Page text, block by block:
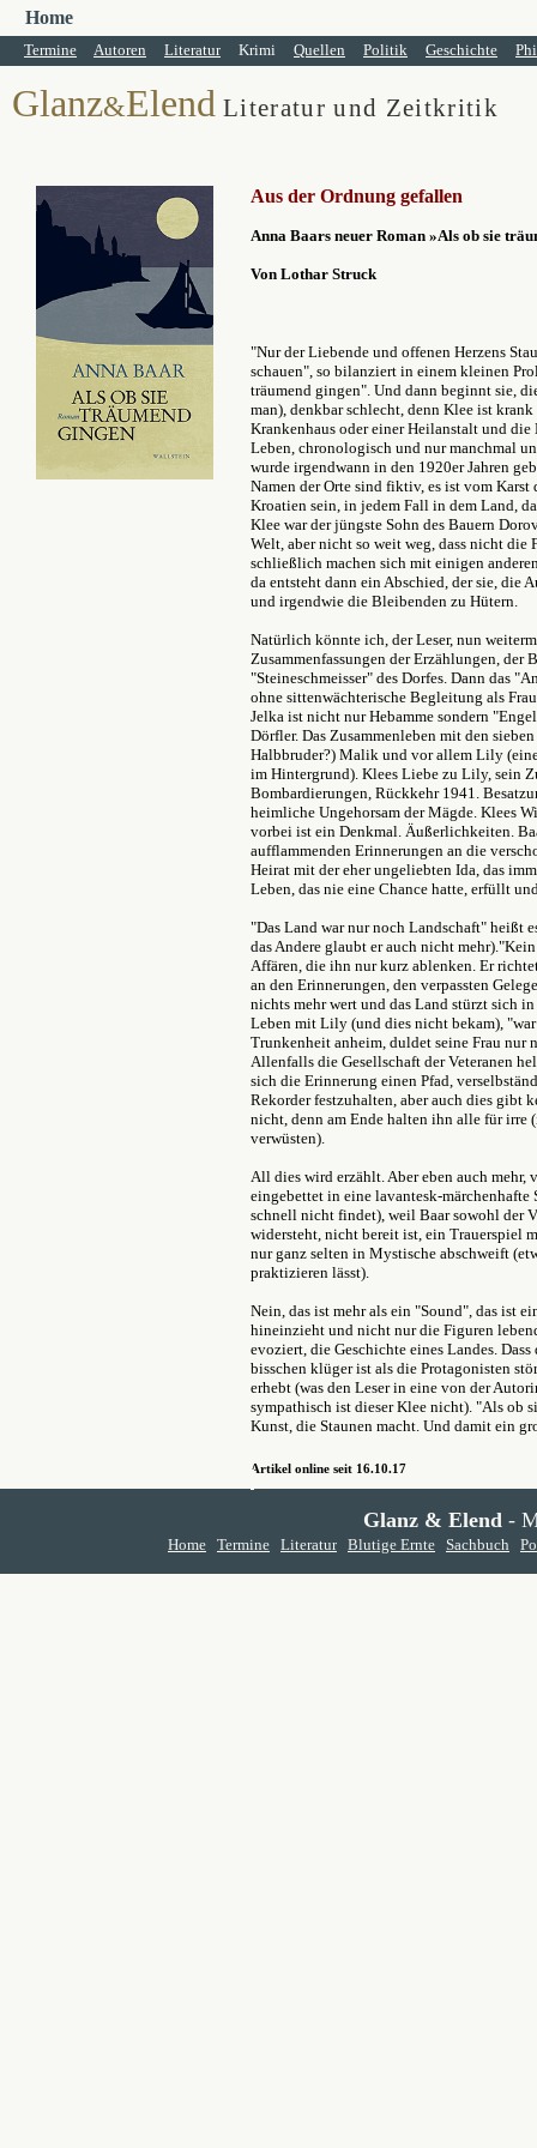
Home
Termine Autoren Literatur Krimi Quellen Politik Geschichte
Glanz&Elend Literatur und Zeitkritik
Aus der Ordnung gefallen
Anna Baars neuer Roman »Als ob sie
Von Lothar Struck
"Nur der Liebende und offenen Herzens
schauen", so bilanziert in einem kleinen
träumend gingen". Und dann beginnt sie,
man), denkbar schlecht, denn Klee ist
Krankenhaus oder einer Heilanstalt und
Leben, chronologisch und nur manchmal
wurde irgendwann in den 1920er Jahren
Namen der Orte sind fiktiv, es ist vom Karst
Kroatien sein, in jedem Fall in dem Land,
Klee war der jüngste Sohn des Bauern
Welt, aber nicht so weit weg, dass nicht die
schließlich machen sich mit einigen
da entsteht dann ein Abschied, der sie, die
und irgendwie die Bleibenden zu Hütern.
Natürlich könnte ich, der Leser, nun
Zusammenfassungen der Erzählungen, der
"Steineschmeisser" des Dorfes. Dann das
ohne sittenwächterische Begleitung als
Jelka ist nicht nur Hebamme sondern
Dörfler. Das Zusammenleben mit den
Halbbruder?) Malik und vor allem Lily
im Hintergrund). Klees Liebe zu Lily, sein
Bombardierungen, Rückkehr 1941.
heimliche Ungehorsam der Mägde. Klees
vorbei ist ein Denkmal. Äußerlichkeiten.
aufflammenden Erinnerungen an die
Heirat mit der eher ungeliebten Ida, das
Leben, das nie eine Chance hatte, erfüllt
"Das Land war nur noch Landschaft" heißt
das Andere glaubt er auch nicht
Affären, die ihn nur kurz ablenken. Er
an den Erinnerungen, den verpassten
nichts mehr wert und das Land stürzt sich
Leben mit Lily (und dies nicht bekam),
Trunkenheit anheim, duldet seine Frau nur
Allenfalls die Gesellschaft der Veteranen
sich die Erinnerung einen Pfad,
Rekorder festzuhalten, aber auch dies gibt
nicht, denn am Ende halten ihn alle für irre
verwüsten).
All dies wird erzählt. Aber eben auch mehr,
eingebettet in eine lavantesk-märchenhafte
schnell nicht findet), weil Baar sowohl der
widersteht, nicht bereit ist, ein Trauerspiel
nur ganz selten in Mystische abschweift
praktizieren lässt).
Nein, das ist mehr als ein "Sound", das ist
hineinzieht und nicht nur die Figuren
evoziert, die Geschichte eines Landes.
bisschen klüger ist als die Protagonisten
erhebt (was den Leser in eine von der
sympathisch ist dieser Klee nicht). "Als ob
Kunst, die Staunen macht. Und damit ein
Artikel online seit 16.10.17
Glanz & Elend -
Home Termine Literatur Blutige Ernte Sachbuch